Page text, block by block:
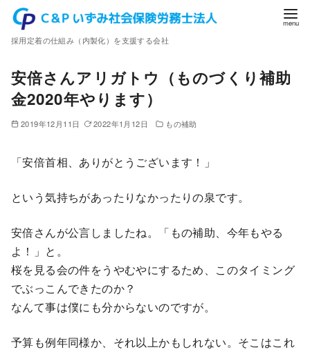
ツ
採用定着の仕組み（内製化）を支援する会社
安倍さんアリガトウ（ものづくり補助
金2020年やります）
2019年12月11日 2022年1月12日 もの補助
「安倍首相、ありがとうございます！」
という気持ちがあったりなかったりの泉です。
安倍さんが公言しましたね。「もの補助、今年もやる
よ！」と。
桜を見る会の件をうやむやにするため、このタイミング
でぶっこんできたのか？
なんて事は僕にも分からないのですが。
予算も例年同様か、それ以上かもしれない。そこはこれ